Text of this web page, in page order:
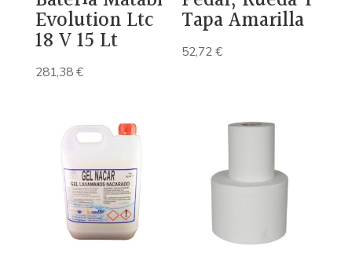
Evolution Ltc
18 V 15 Lt
281,38€
Tapa Amarilla
52,72€